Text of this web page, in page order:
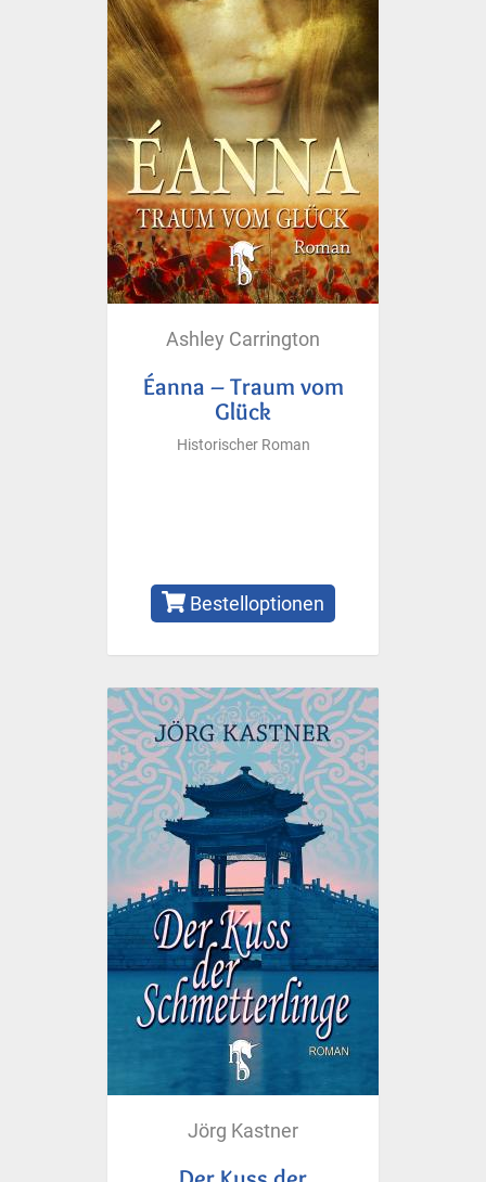
Ashley Carrington
Éanna – Traum vom
Glück
Historischer Roman
Bestelloptionen
Jörg Kastner